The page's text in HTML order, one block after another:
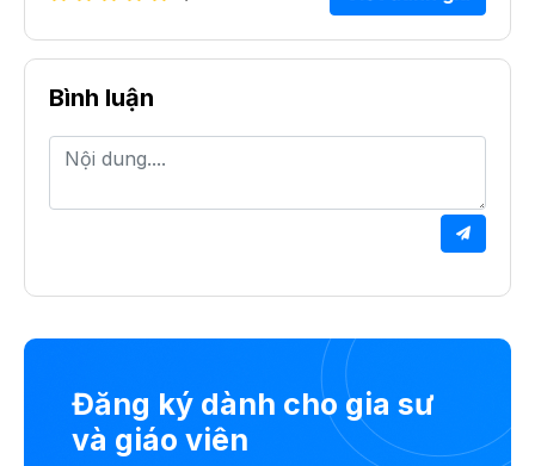
Bình luận
Đăng ký dành cho gia sư
và giáo viên